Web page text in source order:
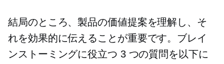
結局のところ、製品の価値提案を理解し、そ
れを効果的に伝えることが重要です。ブレイ
ンストーミングに役立つ 3 つの質問を以下に